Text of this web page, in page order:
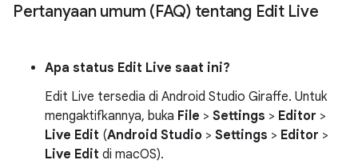
Pertanyaan umum (FAQ) tentang Edit Live
Apa status Edit Live saat ini?
Edit Live tersedia di Android Studio Giraffe. Untuk
mengaktifkannya, buka File > Settings > Editor >
Live Edit (Android Studio > Settings > Editor >
Live Edit di macOS).